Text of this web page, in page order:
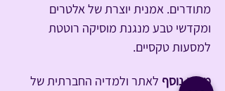
מתודרים. אמנית יוצרת של אלטרים
ומקדשי טבע מנגנת מוסיקה רוטטת
למסעות טקסיים.
מידע נוסף לאתר ולמדיה החברתית של